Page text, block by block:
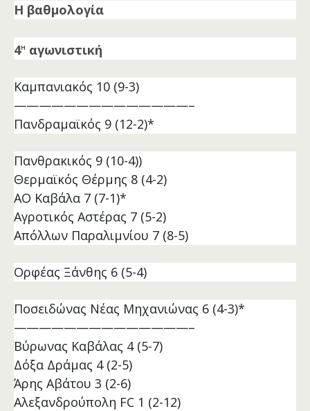
Η βαθμολογία
4η αγωνιστική
Καμπανιακός 10 (9-3)
——————————————–
Πανδραμαϊκός 9 (12-2)*
Πανθρακικός 9 (10-4))
Θερμαϊκός Θέρμης 8 (4-2)
ΑΟ Καβάλα 7 (7-1)*
Αγροτικός Αστέρας 7 (5-2)
Απόλλων Παραλιμνίου 7 (8-5)
Ορφέας Ξάνθης 6 (5-4)
Ποσειδώνας Νέας Μηχανιώνας 6 (4-3)*
——————————————–
Βύρωνας Καβάλας 4 (5-7)
Δόξα Δράμας 4 (2-5)
Άρης Αβάτου 3 (2-6)
Αλεξανδρούπολη FC 1 (2-12)